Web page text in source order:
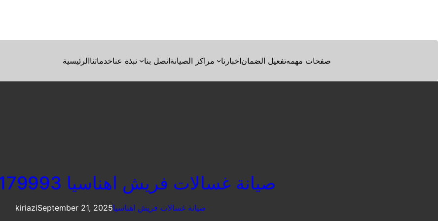
الرئيسيةخدماتنانبذة عنا اتصل بنامراكز الصيانة اخبارناتفعيل الضمانصفحات مهمه
صيانة غسالات فريش اهناسيا 01223179993
kiriaziSeptember 21, 2025صيانة غسالات فريش اهناسيا